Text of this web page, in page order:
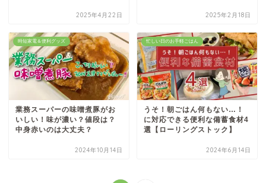
2025年4月22日 2025年2月18日
時短家電＆便利グッズ
業務スーパーの味噌煮豚がお
いしい！味が濃い？値段は？
中身赤いのは大丈夫？
2024年10月14日
忙しい日のお手軽ごはん
うそ！朝ごはん何もない…！
に対応できる便利な備蓄食材4
選【ローリングストック】
2024年6月14日